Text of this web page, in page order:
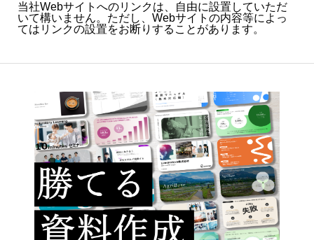
当社Webサイトへのリンクは、自由に設置していただ
いて構いません。ただし、Webサイトの内容等によっ
てはリンクの設置をお断りすることがあります。